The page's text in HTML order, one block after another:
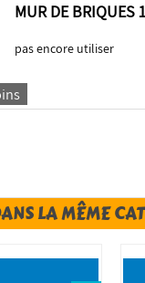
MUR DE BRIQUES
pas encore utiliser
LA MÊME